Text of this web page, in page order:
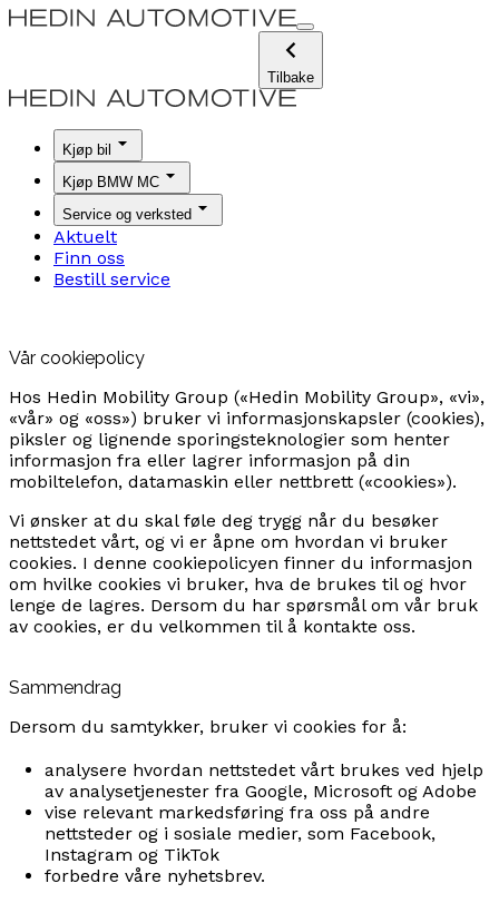
Tilbake
Kjøp bil
Kjøp BMW MC
Service og verksted
Aktuelt
Finn oss
Bestill service
Vår cookiepolicy
Hos Hedin Mobility Group («Hedin Mobility Group», «vi»,
«vår» og «oss») bruker vi informasjonskapsler (cookies),
piksler og lignende sporingsteknologier som henter
informasjon fra eller lagrer informasjon på din
mobiltelefon, datamaskin eller nettbrett («cookies»).
Vi ønsker at du skal føle deg trygg når du besøker
nettstedet vårt, og vi er åpne om hvordan vi bruker
cookies. I denne cookiepolicyen finner du informasjon
om hvilke cookies vi bruker, hva de brukes til og hvor
lenge de lagres. Dersom du har spørsmål om vår bruk
av cookies, er du velkommen til å kontakte oss.
Sammendrag
Dersom du samtykker, bruker vi cookies for å:
analysere hvordan nettstedet vårt brukes ved hjelp
av analysetjenester fra Google, Microsoft og Adobe
vise relevant markedsføring fra oss på andre
nettsteder og i sosiale medier, som Facebook,
Instagram og TikTok
forbedre våre nyhetsbrev.